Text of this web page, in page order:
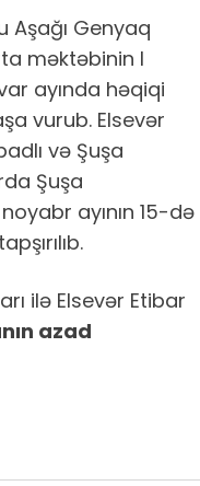
Aşağı Genyaq
məktəbinin I
ayında həqiqi
vurub. Elsevər
və Şuşa
Şuşa
ayının 15-də
ilə Elsevər Etibar
azad